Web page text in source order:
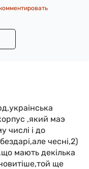
,який маэ
числi i до
чеснi,2)
мають декiлька
ще